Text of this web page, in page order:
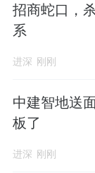
招商蛇口，
系
进深 刚刚
中建智地送
板了
进深 刚刚